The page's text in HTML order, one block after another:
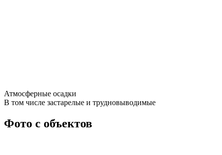
Атмосферные осадки
В том числе застарелые и трудновыводимые
Фото с объектов